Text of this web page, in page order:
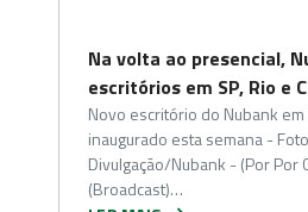
Na volta ao presencial,
escritórios em SP, Rio e
Novo escritório do Nubank em
inaugurado esta semana -
Divulgação/Nubank - (Por Por
(Broadcast)…